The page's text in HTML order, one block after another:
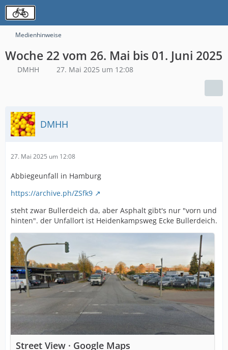
Medienhinweise
Woche 22 vom 26. Mai bis 01. Juni 2025
DMHH 27. Mai 2025 um 12:08
DMHH
27. Mai 2025 um 12:08
Abbiegeunfall in Hamburg
https://archive.ph/ZSfk9
steht zwar Bullerdeich da, aber Asphalt gibt's nur "vorn und
hinten". der Unfallort ist Heidenkampsweg Ecke Bullerdeich.
Street View · Google Maps